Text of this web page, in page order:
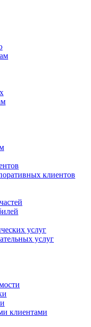
клиентов
услуг
услуг
клиентами